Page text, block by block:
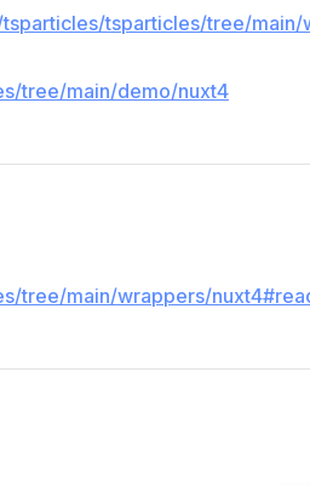
tsparticles/tree/
tree/main/demo/nuxt4
tree/main/wrappers/